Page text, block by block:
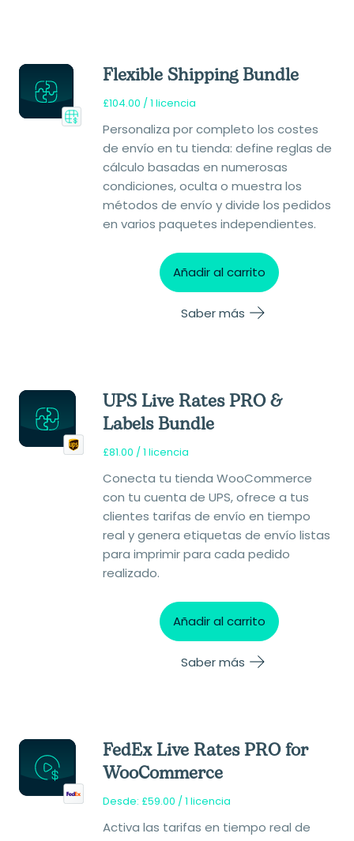
Flexible Shipping Bundle
£104.00 / 1 licencia
Personaliza por completo los costes
de envío en tu tienda: define reglas de
cálculo basadas en numerosas
condiciones, oculta o muestra los
métodos de envío y divide los pedidos
en varios paquetes independientes.
Añadir al carrito
Saber más
UPS Live Rates PRO &
Labels Bundle
£81.00 / 1 licencia
Conecta tu tienda WooCommerce
con tu cuenta de UPS, ofrece a tus
clientes tarifas de envío en tiempo
real y genera etiquetas de envío listas
para imprimir para cada pedido
realizado.
Añadir al carrito
Saber más
FedEx Live Rates PRO for
WooCommerce
Desde: £59.00 / 1 licencia
Activa las tarifas en tiempo real de